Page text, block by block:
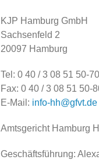
KJP Hamburg GmbH
Sachsenfeld 2
20097 Hamburg
Tel: 0 40 / 3 08 51 50-70
Fax: 0 40 / 3 08 51 50-
E-Mail: info-hh@gfvt.de
Amtsgericht Hamburg
Geschäftsführung: